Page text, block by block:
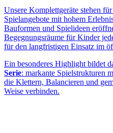
Unsere Komplettgeräte stehen
Spielangebote mit hohem
Bauformen und Spielideen
Begegnungsräume für Kinder
für den langfristigen Einsatz im
Ein besonderes Highlight bildet
Serie: markante Spielstrukturen
die Klettern, Balancieren und
Weise verbinden.